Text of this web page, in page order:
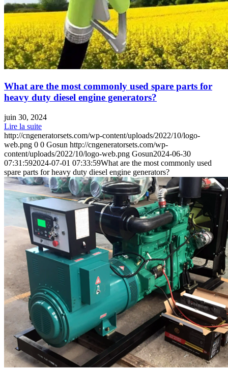
What are the most commonly used spare parts for
heavy duty diesel engine generators?
juin 30, 2024
Lire la suite
http://cngeneratorsets.com/wp-content/uploads/2022/10/logo-
web.png 0 0 Gosun http://cngeneratorsets.com/wp-
content/uploads/2022/10/logo-web.png Gosun2024-06-30
07:31:592024-07-01 07:33:59What are the most commonly used
spare parts for heavy duty diesel engine generators?